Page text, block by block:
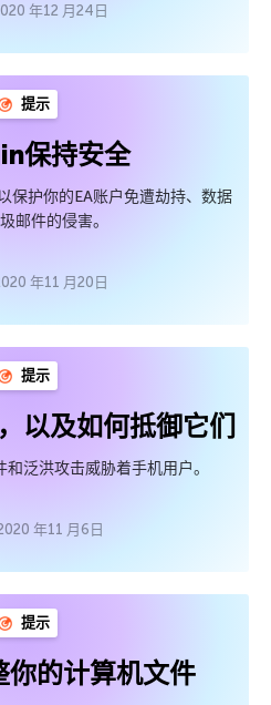
年12 月24日
提示
保持安全
保护你的EA账户免遭劫持、数据
邮件的侵害。
年11 月20日
提示
以及如何抵御它们
泛洪攻击威胁着手机用户。
年11 月6日
提示
你的计算机文件